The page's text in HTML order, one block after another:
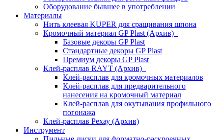
Оборудование бывшее в употреблении
Материалы
Нить клеевая KUPER для сращивания шпона
Кромочный материал GP Plast (Архив)
Базовые декоры GP Plast
Стандартные декоры GP Plast
Премиум декоры GP Plast
Клей-расплав RAYT (Архив)
Клей-расплав для кромочных материалов
Клей-расплав для предварительного
нанесения на кромочный материал
Клей-расплав для окутывания профильного
погонажа
Клей-расплав Рехау (Архив)
Инструмент